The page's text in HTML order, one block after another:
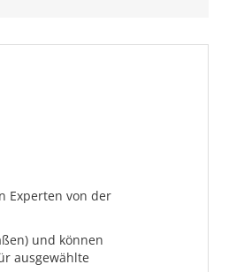
Experten von der
und können
ausgewählte